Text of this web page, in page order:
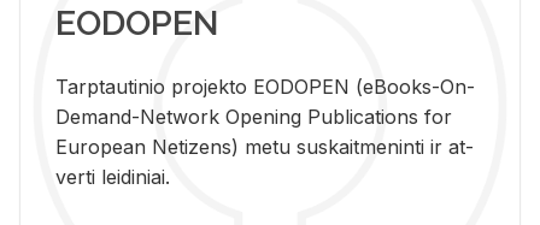
EODOPEN
Tarp­tau­ti­nio pro­jek­to EO­DO­PEN (eBo­oks-On-
De­mand-Ne­twork Ope­ning Pub­li­ca­tions for
Eu­ro­pe­an Ne­ti­zens) metu su­skait­me­nin­ti ir at­
ver­ti lei­di­niai.